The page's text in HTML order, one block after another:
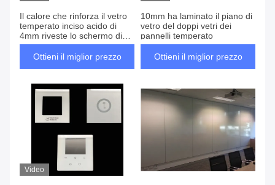
Il calore che rinforza il vetro
temperato inciso acido di
4mm riveste lo schermo di
pannelli piano
Ottieni il miglior prezzo
10mm ha laminato il piano di
vetro del doppi vetri dei
pannelli temperato
Ottieni il miglior prezzo
Video